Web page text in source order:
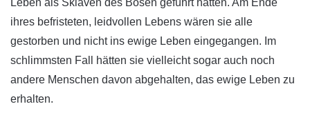
ihres befristeten, leidvollen Lebens wären sie alle
gestorben und nicht ins ewige Leben eingegangen. Im
schlimmsten Fall hätten sie vielleicht sogar auch noch
andere Menschen davon abgehalten, das ewige Leben zu
erhalten.